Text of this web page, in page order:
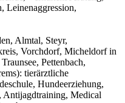
Leinenaggression,
Almtal, Steyr,
Vorchdorf, Micheldorf in
Pettenbach,
tierärztliche
Hundeerziehung,
Antijagdtraining, Medical